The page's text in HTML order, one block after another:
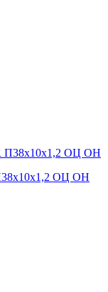
ОЦ ОН